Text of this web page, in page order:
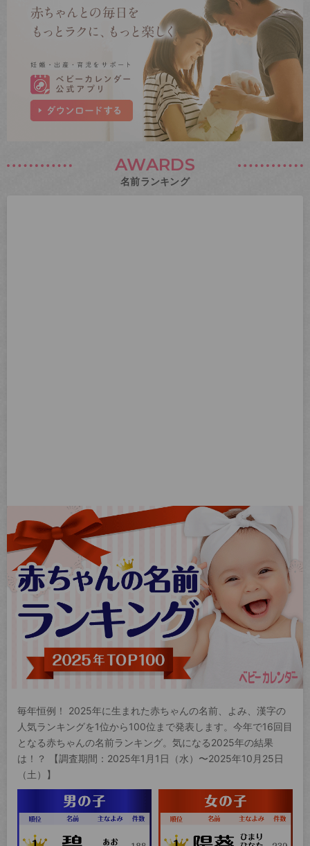
AWARDS
名前ランキング
毎年恒例！ 2025年に生まれた赤ちゃんの名前、よみ、漢字の
人気ランキングを1位から100位まで発表します。今年で16回目
となる赤ちゃんの名前ランキング。気になる2025年の結果
は！？ 【調査期間：2025年1月1日（水）〜2025年10月25日
（土）】